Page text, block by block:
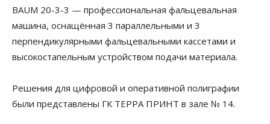
BAUM 20-3-3 — профессиональная фальцевальная
машина, оснащённая 3 параллельными и 3
перпендикулярными фальцевальными кассетами и
высокостапельным устройством подачи материала.
Решения для цифровой и оперативной полиграфии
были представлены ГК ТЕРРА ПРИНТ в зале № 14.